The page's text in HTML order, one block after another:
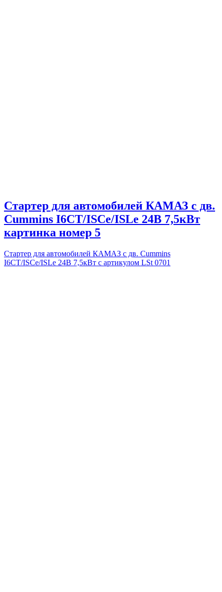
Стартер для автомобилей КАМАЗ с дв.
Cummins I6CT/ISCe/ISLe 24В 7,5кВт
картинка номер 5
Стартер для автомобилей КАМАЗ с дв. Cummins
I6CT/ISCe/ISLe 24В 7,5кВт с артикулом LSt 0701